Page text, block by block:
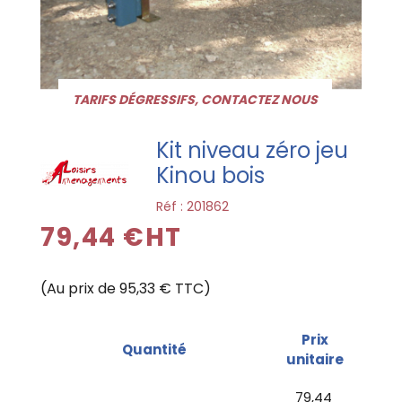
TARIFS DÉGRESSIFS, CONTACTEZ NOUS
Kit niveau zéro jeu
Kinou bois
Réf :201862
79,44 €HT
(Au prix de 95,33 € TTC)
Quantité
Prix
unitaire
79,44